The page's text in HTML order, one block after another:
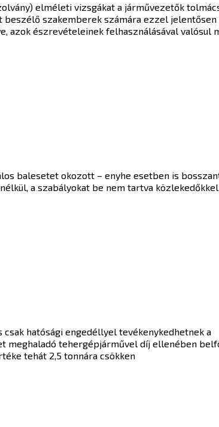
elméleti vizsgákat a járművezetők
szakemberek számára ezzel jelentősen
azok észrevételeinek felhasználásával valósul
balesetet okozott – enyhe esetben is
a szabályokat be nem tartva
hatósági engedéllyel tevékenykedhetnek a
meghaladó tehergépjárművel díj ellenében
tehát 2,5 tonnára csökken